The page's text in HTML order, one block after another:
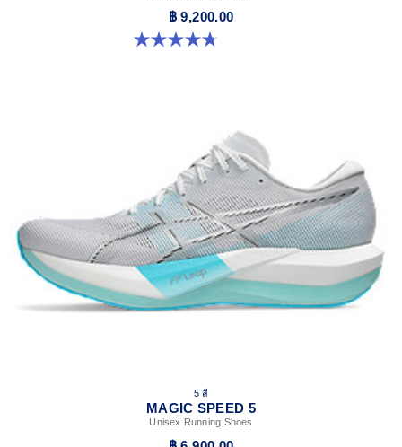
฿ 9,200.00
4.8 จาก 5 ดาว 349 รีวิว
5 สี
MAGIC SPEED 5
Unisex Running Shoes